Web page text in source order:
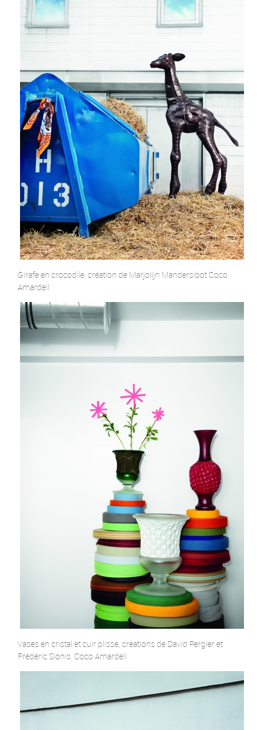
Girafe en crocodile, création de Marjolijn Mandersloot Coco
Amardeil
Vases en cristal et cuir plissé, créations de David Pergier et
Frédéric Sionis. Coco Amardeil